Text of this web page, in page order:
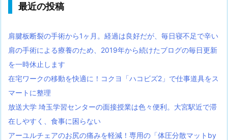
最近の投稿
肩腱板断裂の手術から1ヶ月。経過は良好だが、毎日寝不足で辛い
肩の手術による療養のため、2019年から続けたブログの毎日更新
を一時休止します
在宅ワークの移動を快適に！コクヨ「ハコビズ2」で仕事道具をス
マートに整理
放送大学 埼玉学習センターの面接授業は色々便利。大宮駅近で滞
在しやすく、食事に困らない
アーユルチェアのお尻の痛みを軽減！専用の「体圧分散マットby